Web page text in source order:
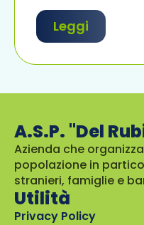
Leggi
A.S.P. "Del
Azienda che
popolazione in
stranieri, famiglie e
Utilità
Privacy Policy